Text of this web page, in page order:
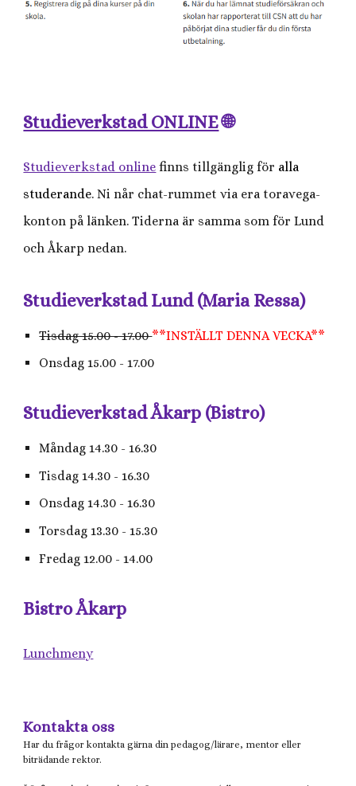
Studieverkstad ONLINE🌐
Studieverkstad online finns tillgänglig för alla
studerande. Ni når chat-rummet via era toravega-
konton på länken. Tiderna är samma som för Lund
och Åkarp nedan.
Studieverkstad Lund (Maria Ressa)
Tisdag 15.00 - 17.00**INSTÄLLT DENNA VECKA**
Onsdag 15.00 - 17.00
Studieverkstad Åkarp (Bistro)
Måndag 14.30 - 16.30
Tisdag 14.30 - 16.30
Onsdag 14.30 - 16.30
Torsdag 13.30 - 15.30
Fredag 12.00 - 14.00
Bistro Åkarp
Lunchmeny
Kontakta oss
Har du frågor kontakta gärna din pedagog/lärare, mentor eller
biträdande rektor.